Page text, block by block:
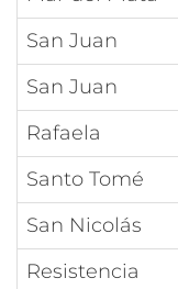
San Juan
San Juan
Rafaela
Santo Tomé
San Nicolás
Resistencia